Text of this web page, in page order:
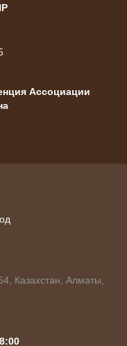
Ассоциации
Казахстан, Алматы,